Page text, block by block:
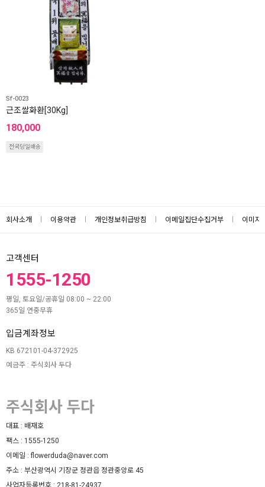
Sf-0023
근조쌀화환[30Kg]
180,000
전국당일배송
회사소개 이용약관 개인정보취급방침 이메일집단수집거부 이미지
고객센터
1555-1250
평일, 토요일/공휴일 08:00 ~ 22:00
365일 연중무휴
입금계좌정보
KB 672101-04-372925
예금주 : 주식회사 두다
주식회사 두다
대표 : 배재호
팩스 : 1555-1250
이메일 :flowerduda@naver.com
주소 : 부산광역시 기장군 정관읍 정관중앙로 45